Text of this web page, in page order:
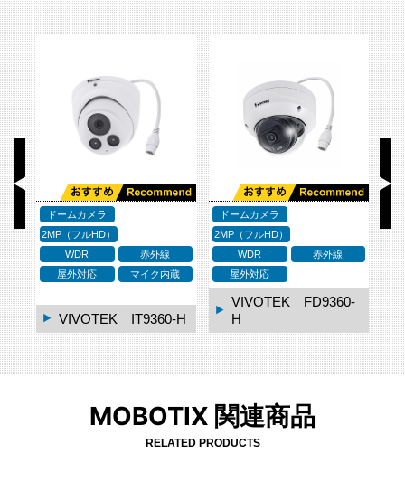
ドームカメラ
2MP（フルHD）
WDR
Canon VB-S31D M
k II
ドームカメラ
WDR
Canon VB-M620D
ド
MOBOTIX 関連商品
RELATED PRODUCTS